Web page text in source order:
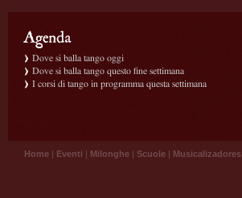
Dove si balla tango oggi
Dove si balla tango questo fine settimana
I corsi di tango in programma questa settimana
Home | Eventi | Milonghe | Scuole | Musicalizadores